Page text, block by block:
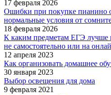
17 февраля 2026
Ошибки при покупке пианино
нормальные условия от
18 февраля 2026
К каким предметам ЕГЭ лучше
не самостоятельно или на
12 апреля 2023
Как организовать домашнее
30 января 2023
Выбор освещения для дома
9 февраля 2021